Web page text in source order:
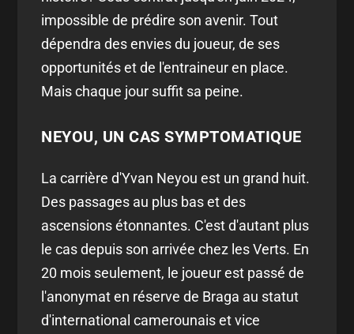
impossible de prédire son avenir. Tout
dépendra des envies du joueur, de ses
opportunités et de l'entraineur en place.
Mais chaque jour suffit sa peine.
NEYOU, UN CAS SYMPTOMATIQUE
La carrière d'Yvan Neyou est un grand huit.
Des passages au plus bas et des
ascensions étonnantes. C'est d'autant plus
le cas depuis son arrivée chez les Verts. En
20 mois seulement, le joueur est passé de
l'anonymat en réserve de Braga au statut
d'international camerounais et vice